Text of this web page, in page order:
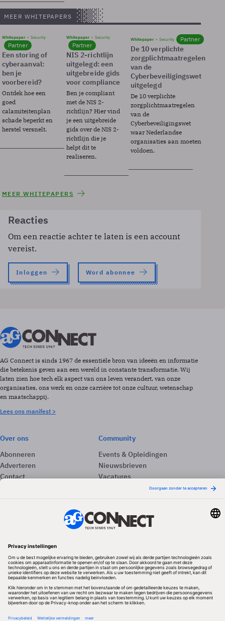
MEER WHITEPAPERS
Whitepaper Security
Partner
Een storing of
cyberaanval:
ben je
voorbereid?
Ontdek hoe een
goed
calamiteitenplan
schade beperkt en
herstel versnelt.
Whitepaper Security
Partner
NIS 2-richtlijn
uitgelegd: een
uitgebreide gids
voor compliance
Ben je compliant
met de NIS 2-
richtlijn? Hier vind
je een uitgebreide
gids over de NIS 2-
richtlijn die je
helpt dit te
realiseren.
Whitepaper Security Partner
De 10 verplichte
zorgplichtmaatregelen
van de
Cyberbeveiligingswet
uitgelegd
De 10 verplichte
zorgplichtmaatregelen
van de
Cyberbeveiligingswet
waar Nederlandse
organisaties aan moeten
voldoen.
MEER WHITEPAPERS
Reacties
Om een reactie achter te laten is een account
vereist.
Inloggen Word abonnee
AG Connect is sinds 1967 de essentiële bron van ideeën en informatie
die betekenis geven aan een wereld in constante transformatie. Wij
laten zien hoe tech elk aspect van ons leven verandert, van onze
organisaties, ons werk en onze carrière tot onze cultuur, wetenschap
en maatschappij.
Lees ons manifest >
Over ons
Abonneren
Adverteren
Contact
Community
Events & Opleidingen
Nieuwsbrieven
Vacatures
Redactionele partner